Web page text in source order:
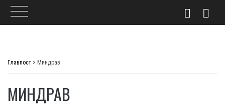
Главпост > Миндрав
МИНДРАВ